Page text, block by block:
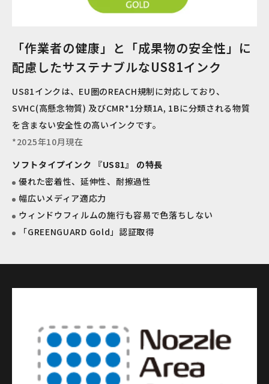
「作業者の健康」と「成果物の安全性」に
配慮したサステナブルなUS81インク
US81インクは、EU圏のREACH規制に対応しており、
SVHC(高懸念物質) 及びCMR*1分類1A, 1Bに分類される物質
を含まない安全性の高いインクです。
*2025年10月現在
ソフトタイプインク 『US81』 の特長
優れた密着性、延伸性、耐擦過性
幅広いメディア適応力
ウィンドウフィルムの施行も容易で色落ちしない
「GREENGUARD Gold」認証取得